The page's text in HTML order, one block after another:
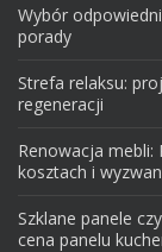
Wybór
porady
Strefa relaksu:
regeneracji
Renowacja
kosztach i
Szklane panele
cena panelu